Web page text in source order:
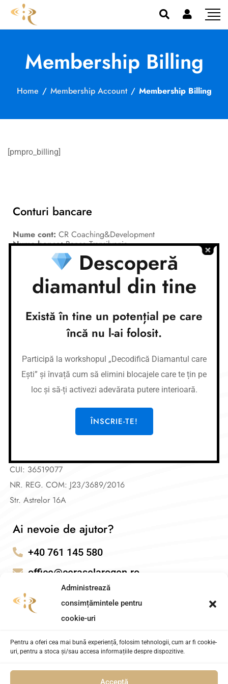
Administrează
consimțămintele pentru
cookie-uri
Pentru a oferi cea mai bună experiență, folosim tehnologii, cum ar fi cookie-
uri, pentru a stoca și/sau accesa informațiile despre dispozitive.
Acceptă
Membership Billing
Home / Membership Account / Membership Billing
[pmpro_billing]
Conturi bancare
Nume cont: CR Coaching&Development
Nume banca:Banca Transilvania
RO37BTRLEURCRT0362684001
CR Coaching&Development
Nume banca:Banca Transilvania
IBAN:RO87BTRLRONCRT0362684001
Link-uri utile
Meditații
Afirmații
Workshop-uri
CUI: 36519077
NR. REG. COM: J23/3689/2016
Str. Astrelor 16A
Ai nevoie de ajutor?
+40 761 145 580
office@ceraselarogen.ro
Descoperă
diamantul din tine
Există în tine un potențial pe care
încă nu l-ai folosit.
Participă la workshopul „Decodifică Diamantul care
Ești” și învață cum să elimini blocajele care te țin pe
loc și să-ți activezi adevărata putere interioară.
ÎNSCRIE-TE!